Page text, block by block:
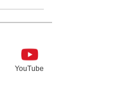
YouTube